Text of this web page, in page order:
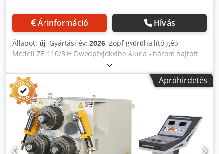
Árinformáció Hívás
Állapot: új, Gyártási év: 2026, Zopf gyűrűhajlító gép -
Modell ZB 110/3 H Dwedpfxjdkxibe Aiuea - három hajtott
görgő sima felülettel - a felső görgő hidraulikus előtolása -
vízszintes és függőleges munkapozíció - digitális kijelző
memóriafunkcióval - a tengelyek csapágyazása kúpgörgős
csapágyakkal - cserélhető csúszósínek használata a
vezetőkocsin - Görgő átmérője 260 mm - A tengely
átmérője 80 mm - A tengely fordulatszáma 7 rpm -
Hajtómotor 2,2 kW - Nyomóerő hidraulikus henger 270 kN -
Hajlítási kapacitás 100x15 mm szélességig - Kerek cső
120x2 mm-ig - Szögvas 80x80x10 mm - Tömeg 1400 kg
Apróhirdetés